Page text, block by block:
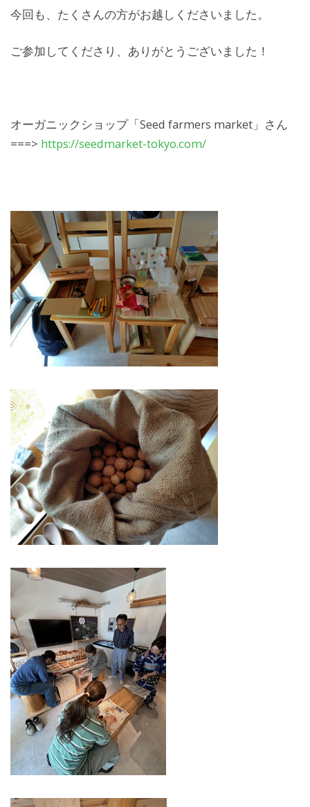
今回も、たくさんの方がお越しくださいました。
ご参加してくださり、ありがとうございました！
オーガニックショップ「Seed farmers market」さん
===> https://seedmarket-tokyo.com/